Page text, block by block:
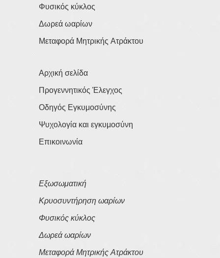
Φυσικός κύκλος
Δωρεά ωαρίων
Μεταφορά Μητρικής Ατράκτου
Αρχική σελίδα
Προγεννητικός Έλεγχος
Οδηγός Εγκυμοσύνης
Ψυχολογία και εγκυμοσύνη
Επικοινωνία
Εξωσωματική
Κρυοσυντήρηση ωαρίων
Φυσικός κύκλος
Δωρεά ωαρίων
Μεταφορά Μητρικής Ατράκτου